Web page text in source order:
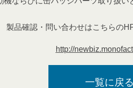
製品確認・問い合わせはこちらの
http://
一覧に戻る